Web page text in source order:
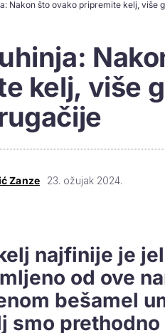
kelj, više
Zanze 23. ožujak 2024.
najfinije je
od ove
bešamel
smo